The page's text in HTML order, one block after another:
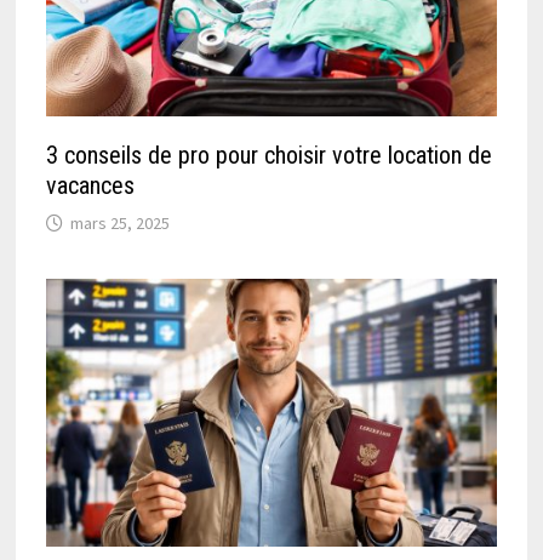
3 conseils de pro pour choisir votre location de
vacances
mars 25, 2025